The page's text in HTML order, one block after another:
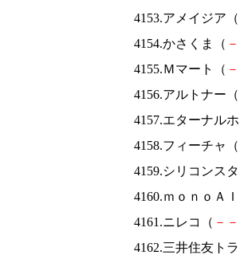
4153.アメイジア（
4154.かさくま（ －
4155.Ｍマート（ －
4156.アルトナー（
4157.エターナル
4158.フィーチャ（
4159.シリコンス
4160.ｍｏｎｏＡ
4161.ニレコ（ － －
4162.三井住友ト